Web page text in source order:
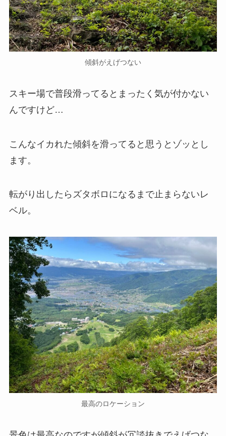
傾斜がえげつない
スキー場で普段滑ってるとまったく気が付かない
んですけど…
こんなイカれた傾斜を滑ってると思うとゾッとし
ます。
転がり出したらズタボロになるまで止まらないレ
ベル。
最高のロケーション